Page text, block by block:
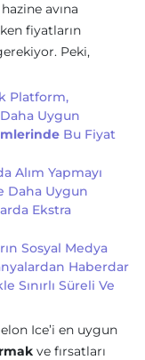
avına
fiyatların
Peki,
Platform,
Uygun
Bu Fiyat
Alım Yapmayı
Daha Uygun
Ekstra
Sosyal Medya
Haberdar
Sınırlı Süreli Ve
Ice’i en uygun
ve fırsatları